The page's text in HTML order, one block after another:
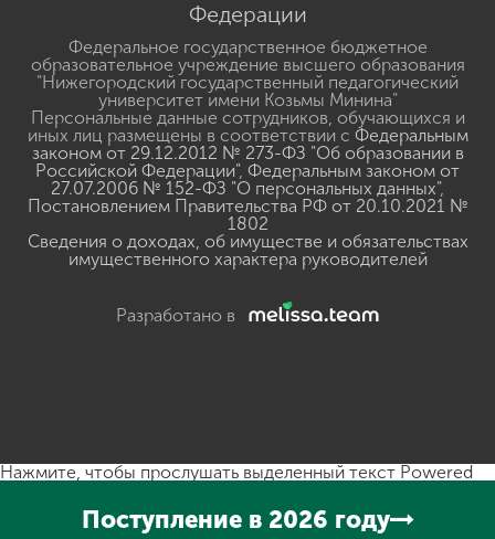
Федерации
Федеральное государственное бюджетное
образовательное учреждение высшего образования
"Нижегородский государственный педагогический
университет имени Козьмы Минина"
Персональные данные сотрудников, обучающихся и
иных лиц размещены в соответствии с Федеральным
законом от 29.12.2012 № 273-ФЗ "Об образовании в
Российской Федерации", Федеральным законом от
27.07.2006 № 152-ФЗ "О персональных данных",
Постановлением Правительства РФ от 20.10.2021 №
1802
Сведения о доходах, об имуществе и обязательствах
имущественного характера руководителей
Разработано в
Поступление в 2026 году
Нажмите, чтобы прослушать выделенный текст Powered